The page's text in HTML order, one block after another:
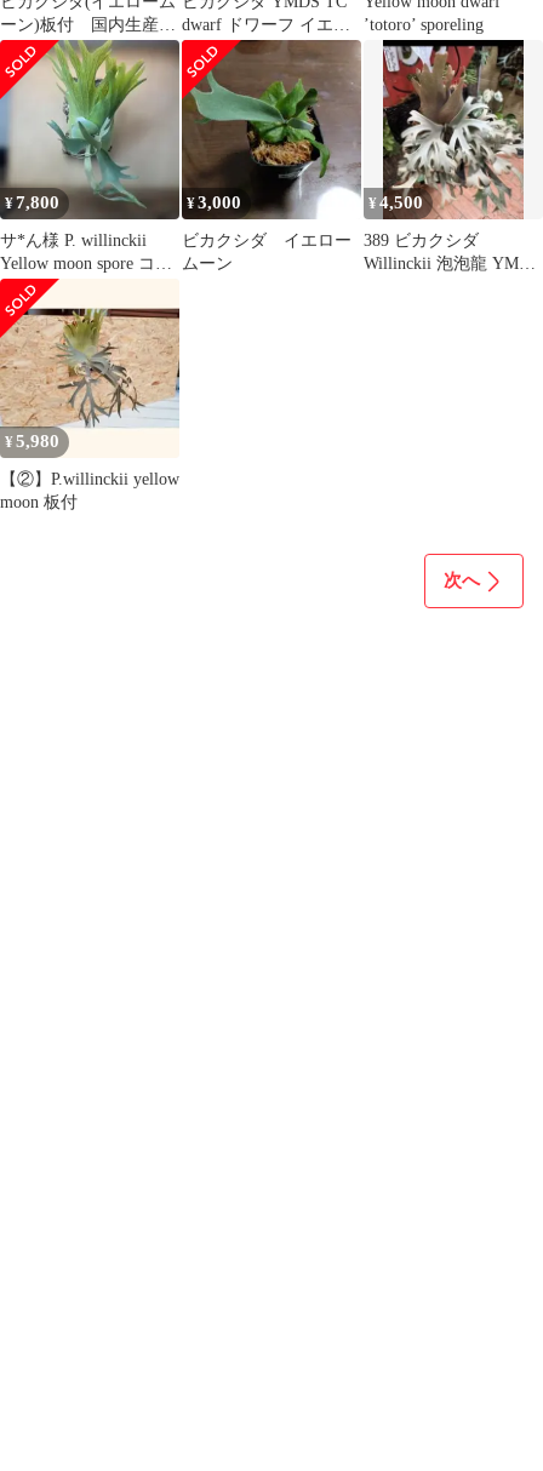
ーン)板付 国内生産
<9bp>アフターフォロ
ー◎
dwarf ドワーフ イエロ
ームーン Y4-1
’totoro’ sporeling
¥7,800
サ*ん様 P. willinckii
Yellow moon spore コル
ク
¥3,000
ビカクシダ イエロー
ムーン
¥4,500
389 ビカクシダ
Willinckii 泡泡龍 YMDS
¥5,980
【②】P.willinckii yellow
moon 板付
次へ